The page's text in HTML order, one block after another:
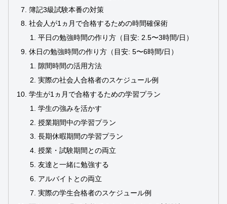
簿記3級試験本番の対策
社会人が1ヵ月で合格するための時間確保術
平日の勉強時間の作り方（目安: 2.5〜3時間/日）
休日の勉強時間の作り方（目安: 5〜6時間/日）
隙間時間の活用方法
実際の社会人合格者のスケジュール例
学生が1ヵ月で合格するための学習プラン
学生の強みを活かす
授業期間中の学習プラン
長期休暇期間の学習プラン
授業・試験期間との両立
友達と一緒に勉強する
アルバイトとの両立
実際の学生合格者のスケジュール例